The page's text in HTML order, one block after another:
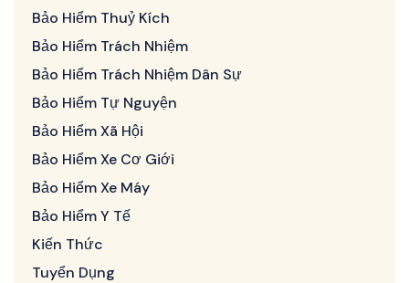
Bảo Hiểm Thuỷ Kích
Bảo Hiểm Trách Nhiệm
Bảo Hiểm Trách Nhiệm Dân Sự
Bảo Hiểm Tự Nguyện
Bảo Hiểm Xã Hội
Bảo Hiểm Xe Cơ Giới
Bảo Hiểm Xe Máy
Bảo Hiểm Y Tế
Kiến Thức
Tuyển Dụng